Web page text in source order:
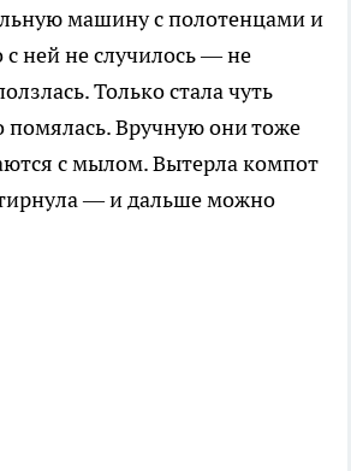
машину с полотенцами и
ней не случилось — не
Только стала чуть
помялась. Вручную они тоже
с мылом. Вытерла компот
— и дальше можно